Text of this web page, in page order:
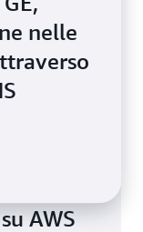
nelle
AWS